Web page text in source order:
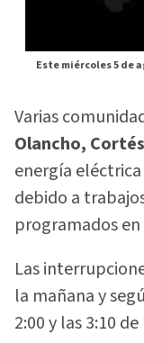
Este miércoles 5 de
Varias
Olancho,
energía
debido a
programados
Las
la mañana y
2:00 y las 3:10